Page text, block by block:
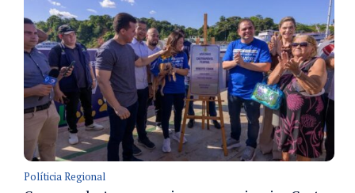
Políticia Regional